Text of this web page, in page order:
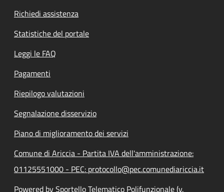
Richiedi assistenza
Statistiche del portale
Leggi le FAQ
Pagamenti
Riepilogo valutazioni
Segnalazione disservizio
Piano di miglioramento dei servizi
Comune di Ariccia - Partita IVA dell'amministrazione:
01125551000 - PEC: protocollo@pec.comunediariccia.it
Powered by Sportello Telematico Polifunzionale (v.